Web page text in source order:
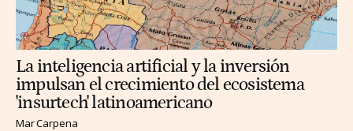
La inteligencia artificial y la inversión
impulsan el crecimiento del ecosistema
'insurtech' latinoamericano
Mar Carpena